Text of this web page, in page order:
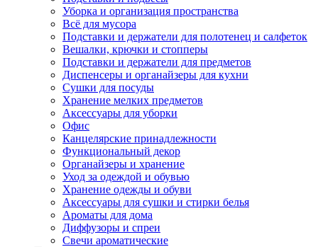
Уборка и организация пространства
Всё для мусора
Подставки и держатели для полотенец и салфеток
Вешалки, крючки и стопперы
Подставки и держатели для предметов
Диспенсеры и органайзеры для кухни
Сушки для посуды
Хранение мелких предметов
Аксессуары для уборки
Офис
Канцелярские принадлежности
Функциональный декор
Органайзеры и хранение
Уход за одеждой и обувью
Хранение одежды и обуви
Аксессуары для сушки и стирки белья
Ароматы для дома
Диффузоры и спреи
Свечи ароматические